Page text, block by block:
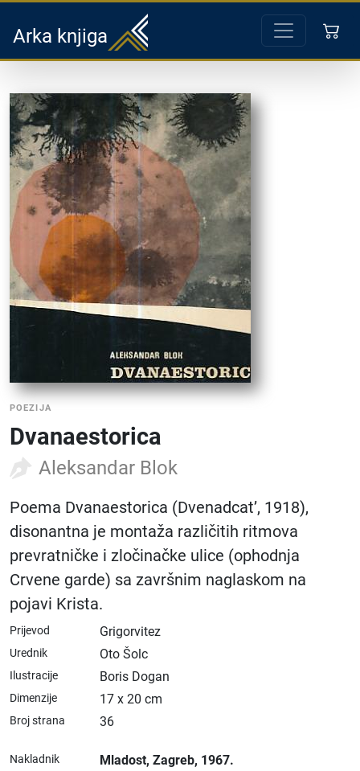
Arka knjiga
POEZIJA
Dvanaestorica
Aleksandar Blok
Poema Dvanaestorica (Dvenadcat’, 1918),
disonantna je montaža različitih ritmova
prevratničke i zločinačke ulice (ophodnja
Crvene garde) sa završnim naglaskom na
pojavi Krista.
Prijevod Grigorvitez
Urednik Oto Šolc
Ilustracije Boris Dogan
Dimenzije 17 x 20 cm
Broj strana 36
Nakladnik Mladost, Zagreb, 1967.